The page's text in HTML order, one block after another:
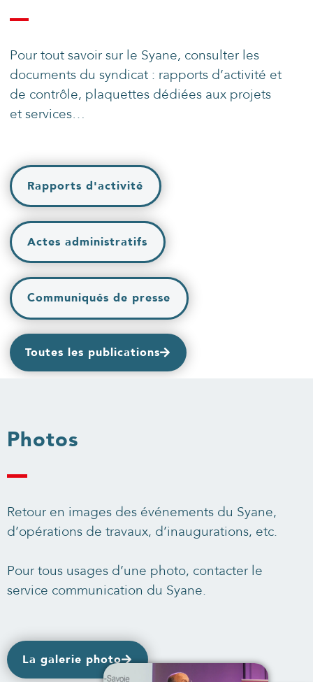
Pour tout savoir sur le Syane, consulter les
documents du syndicat : rapports d’activité et
de contrôle, plaquettes dédiées aux projets
et services…
Rapports d'activité
Actes administratifs
Communiqués de presse
Toutes les publications
Photos
Retour en images des événements du Syane,
d’opérations de travaux, d’inaugurations, etc.
Pour tous usages d’une photo, contacter le
service communication du Syane.
La galerie photo